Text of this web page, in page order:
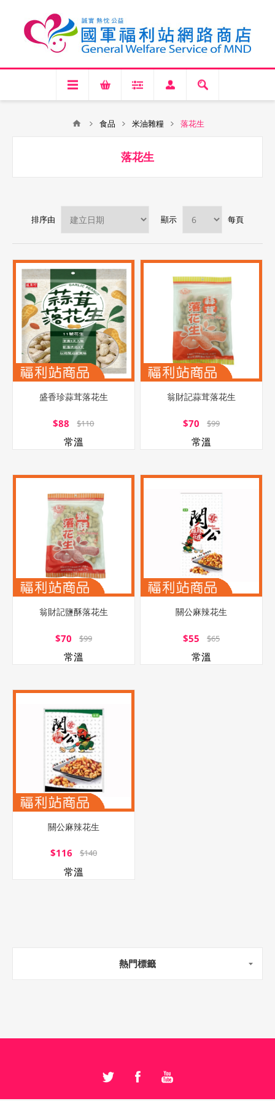
食品 米油雜糧 落花生
落花生
排序由 顯示 每頁
盛香珍蒜茸落花生
$88 $110
常溫
翁財記蒜茸落花生
$70 $99
常溫
翁財記鹽酥落花生
$70 $99
常溫
關公麻辣花生
$55 $65
常溫
關公麻辣花生
$116 $140
常溫
熱門標籤